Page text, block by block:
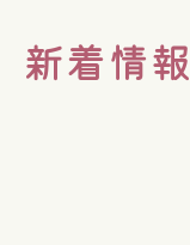
新着情報